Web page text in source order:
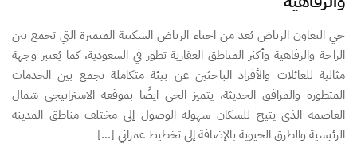
حي التعاون الرياض يُعد من احياء الرياض السكنية المتميزة التي تجمع بين
الراحة والرفاهية وأكثر المناطق العقارية تطور في السعودية، كما يُعتبر وجهة
مثالية للعائلات والأفراد الباحثين عن بيئة متكاملة تجمع بين الخدمات
المتطورة والمرافق الحديثة، يتميز الحي ايضًا بموقعه الاستراتيجي شمال
العاصمة الذي يتيح للسكان سهولة الوصول إلى مختلف مناطق المدينة
الرئيسية والطرق الحيوية بالإضافة إلى تخطيط عمراني […]